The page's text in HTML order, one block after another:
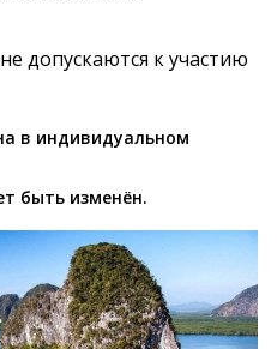
допускаются к участию
в индивидуальном
быть изменён.